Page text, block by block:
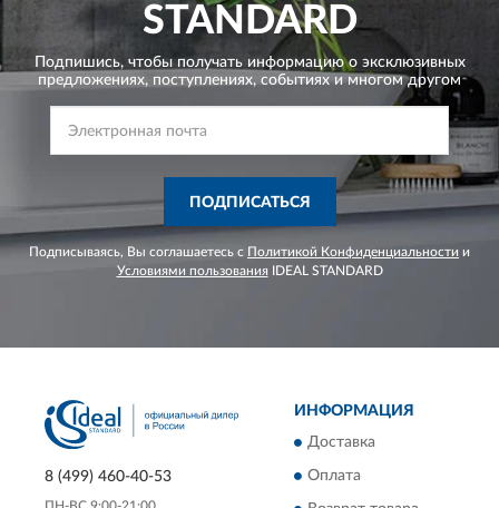
STANDARD
Подпишись, чтобы получать информацию о эксклюзивных
предложениях, поступлениях, событиях и многом другом
ПОДПИСАТЬСЯ
Подписываясь, Вы соглашаетесь с Политикой Конфиденциальности и
Условиями пользования IDEAL STANDARD
8 (499) 460-40-53
ИНФОРМАЦИЯ
Доставка
Оплата